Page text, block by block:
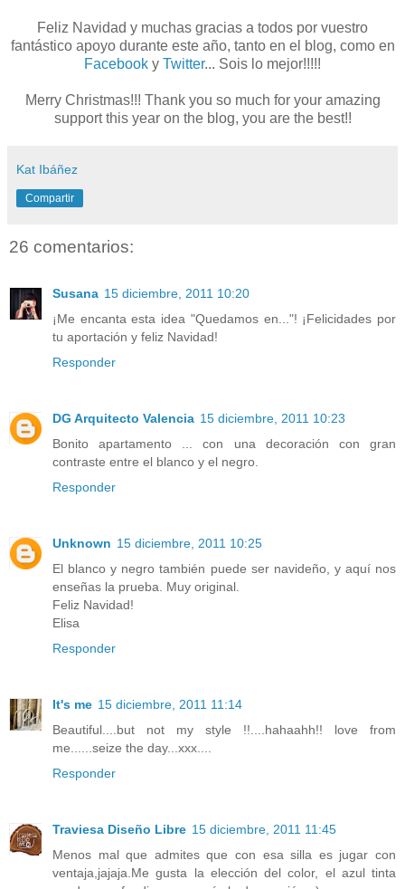
Feliz Navidad y muchas gracias a todos por vuestro
fantástico apoyo durante este año, tanto en el blog, como en
Facebook y Twitter... Sois lo mejor!!!!!
Merry Christmas!!! Thank you so much for your amazing
support this year on the blog, you are the best!!
Kat Ibáñez
Compartir
26 comentarios:
Susana 15 diciembre, 2011 10:20
¡Me encanta esta idea "Quedamos en..."! ¡Felicidades por
tu aportación y feliz Navidad!
Responder
DG Arquitecto Valencia 15 diciembre, 2011 10:23
Bonito apartamento ... con una decoración con gran
contraste entre el blanco y el negro.
Responder
Unknown 15 diciembre, 2011 10:25
El blanco y negro también puede ser navideño, y aquí nos
enseñas la prueba. Muy original.
Feliz Navidad!
Elisa
Responder
It's me 15 diciembre, 2011 11:14
Beautiful....but not my style !!....hahaahh!! love from
me......seize the day...xxx....
Responder
Traviesa Diseño Libre 15 diciembre, 2011 11:45
Menos mal que admites que con esa silla es jugar con
ventaja,jajaja.Me gusta la elección del color, el azul tinta